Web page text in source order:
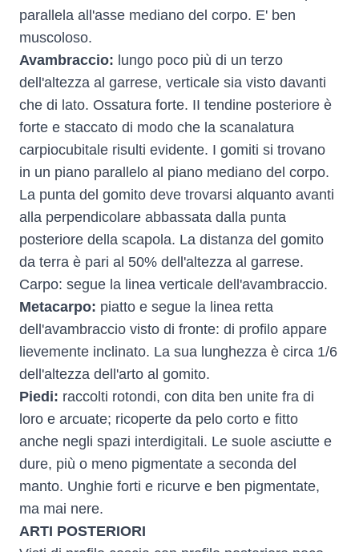
parallela all'asse mediano del corpo. E' ben
muscoloso.
Avambraccio: lungo poco più di un terzo
dell'altezza al garrese, verticale sia visto davanti
che di lato. Ossatura forte. II tendine posteriore è
forte e staccato di modo che la scanalatura
carpiocubitale risulti evidente. I gomiti si trovano
in un piano parallelo al piano mediano del corpo.
La punta del gomito deve trovarsi alquanto avanti
alla perpendicolare abbassata dalla punta
posteriore della scapola. La distanza del gomito
da terra è pari al 50% dell'altezza al garrese.
Carpo: segue la linea verticale dell'avambraccio.
Metacarpo: piatto e segue la linea retta
dell'avambraccio visto di fronte: di profilo appare
lievemente inclinato. La sua lunghezza è circa 1/6
dell'altezza dell'arto al gomito.
Piedi: raccolti rotondi, con dita ben unite fra di
loro e arcuate; ricoperte da pelo corto e fitto
anche negli spazi interdigitali. Le suole asciutte e
dure, più o meno pigmentate a seconda del
manto. Unghie forti e ricurve e ben pigmentate,
ma mai nere.
ARTI POSTERIORI